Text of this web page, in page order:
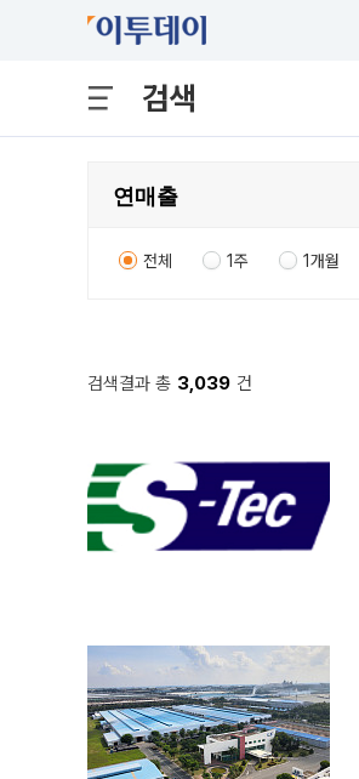
검색
전체 1주 1개월
검색결과 총 3,039 건